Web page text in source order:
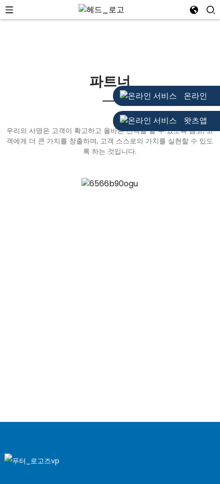
온라인
왓츠앱
파트너
우리의 사명은 고객이 확고하고 올바른 선택을 할 수 있도록 돕고, 고
객에게 더 큰 가치를 창출하며, 고객 스스로의 가치를 실현할 수 있도
록 하는 것입니다.